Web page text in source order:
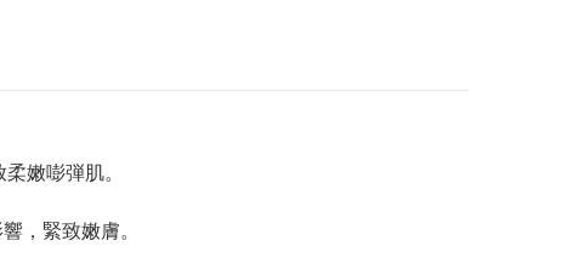
嫩嘭弾肌。
，緊致嫩膚。